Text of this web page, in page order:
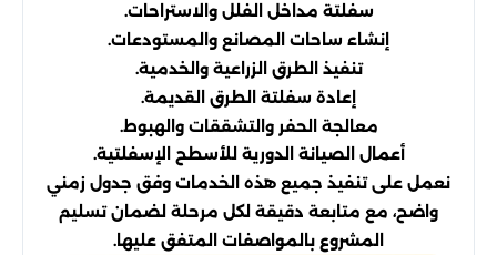
سفلتة مداخل الفلل والاستراحات.
إنشاء ساحات المصانع والمستودعات.
تنفيذ الطرق الزراعية والخدمية.
إعادة سفلتة الطرق القديمة.
معالجة الحفر والتشققات والهبوط.
أعمال الصيانة الدورية للأسطح الإسفلتية.
نعمل على تنفيذ جميع هذه الخدمات وفق جدول زمني
واضح، مع متابعة دقيقة لكل مرحلة لضمان تسليم
المشروع بالمواصفات المتفق عليها.